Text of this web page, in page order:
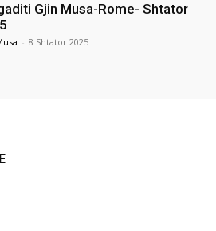
Gjin Musa-Rome- Shtator
- 8 Shtator 2025